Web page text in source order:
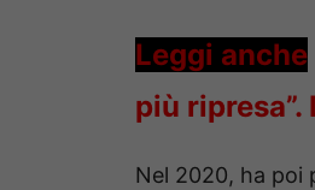
Leggi anche
più
Nel 2020, ha poi